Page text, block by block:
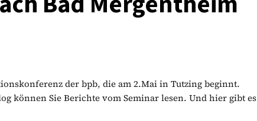
der bpb, die am 2.Mai in Tutzing beginnt.
können Sie Berichte vom Seminar lesen. Und hier gibt es